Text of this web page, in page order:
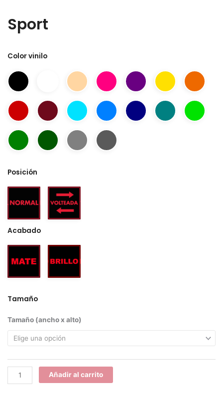
Sport
Color vinilo
Posición
Acabado
Tamaño
Tamaño (ancho x alto)
Sport
cantidad
Añadir al carrito